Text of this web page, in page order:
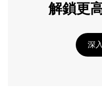
解鎖更
深